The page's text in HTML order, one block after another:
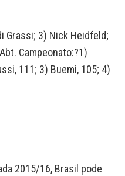
Grassi; 3) Nick Heidfeld;
Campeonato:?1)
111; 3) Buemi, 105; 4)
2015/16, Brasil pode